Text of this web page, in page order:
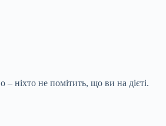
ніхто не помітить, що ви на дієті.